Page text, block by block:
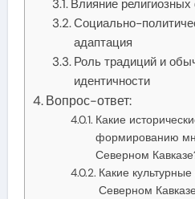
Влияние
Социально-
адаптация
Роль традиций и
идентичности
Вопрос-ответ:
Какие
формированию
Северном
Какие
Северном